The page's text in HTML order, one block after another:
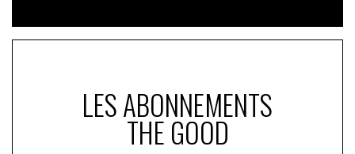
LES ABONNEMENTS
THE GOOD